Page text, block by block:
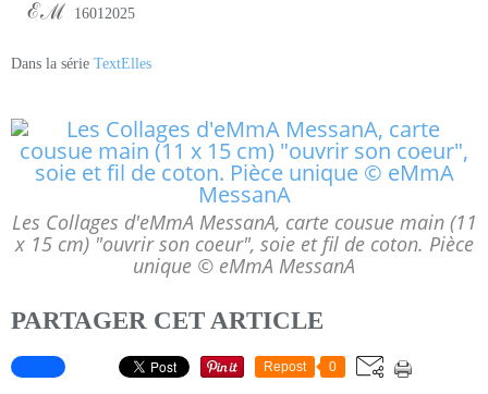
ℰℳ 16012025
Dans la série TextElles
Les Collages d'eMmA MessanA, carte cousue main (11
x 15 cm) "ouvrir son coeur", soie et fil de coton. Pièce
unique © eMmA MessanA
PARTAGER CET ARTICLE
Repost 0